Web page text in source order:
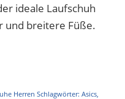
ideale Laufschuh
und breitere Füße.
Herren Schlagwörter: Asics,